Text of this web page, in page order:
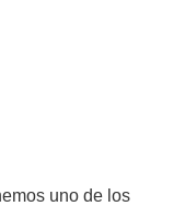
uno de los